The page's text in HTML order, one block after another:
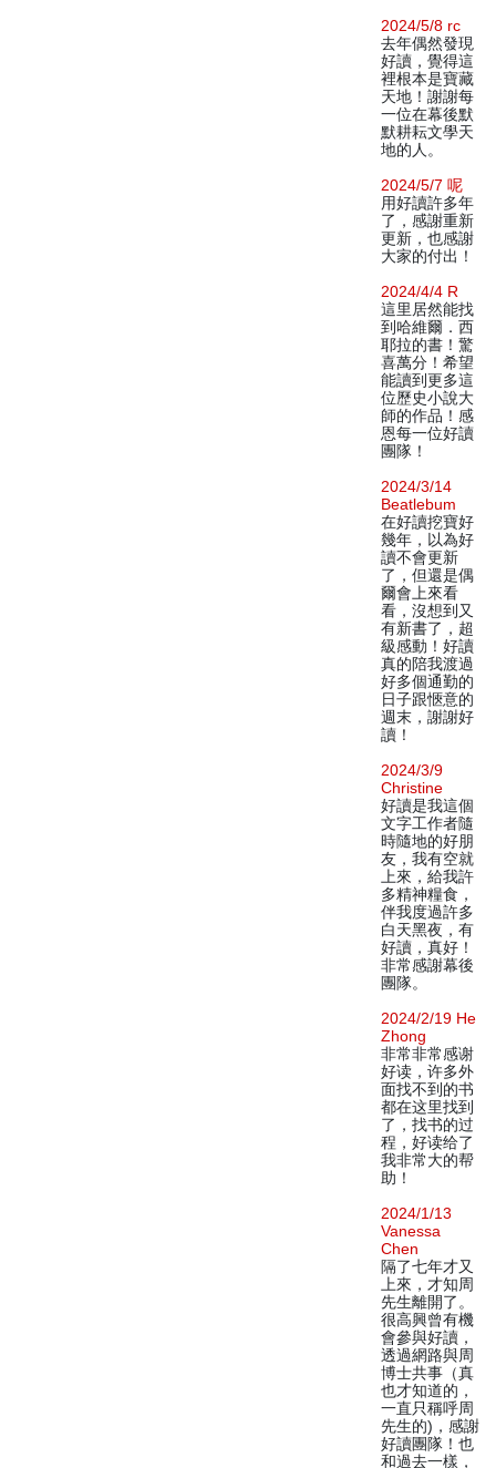
2024/5/8 rc
去年偶然發現
好讀，覺得這
裡根本是寶藏
天地！謝謝每
一位在幕後默
默耕耘文學天
地的人。
2024/5/7 呢
用好讀許多年
了，感謝重新
更新，也感謝
大家的付出！
2024/4/4 R
這里居然能找
到哈維爾．西
耶拉的書！驚
喜萬分！希望
能讀到更多這
位歷史小說大
師的作品！感
恩每一位好讀
團隊！
2024/3/14
Beatlebum
在好讀挖寶好
幾年，以為好
讀不會更新
了，但還是偶
爾會上來看
看，沒想到又
有新書了，超
級感動！好讀
真的陪我渡過
好多個通勤的
日子跟愜意的
週末，謝謝好
讀！
2024/3/9
Christine
好讀是我這個
文字工作者隨
時隨地的好朋
友，我有空就
上來，給我許
多精神糧食，
伴我度過許多
白天黑夜，有
好讀，真好！
非常感謝幕後
團隊。
2024/2/19 He
Zhong
非常非常感谢
好读，许多外
面找不到的书
都在这里找到
了，找书的过
程，好读给了
我非常大的帮
助！
2024/1/13
Vanessa
Chen
隔了七年才又
上來，才知周
先生離開了。
很高興曾有機
會參與好讀，
透過網路與周
博士共事（真
也才知道的，
一直只稱呼周
先生的)，感謝
好讀團隊！也
和過去一樣，